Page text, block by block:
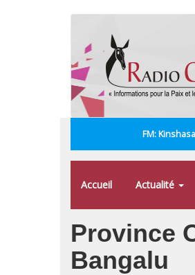
FM:
Accueil Actualité
Province
Bangalu